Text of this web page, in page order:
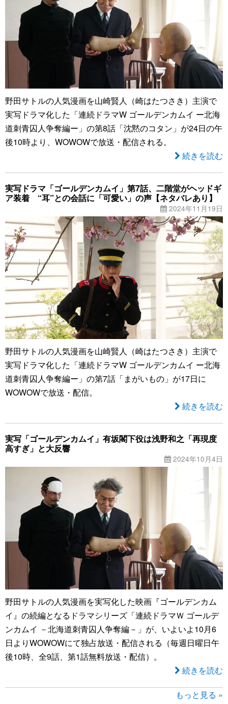
野田サトルの人気漫画を山崎賢人（崎はたつさき）主演で
実写ドラマ化した「連続ドラマW ゴールデンカムイ ー北海
道刺青囚人争奪編ー」の第8話「沈黙のコタン」が24日の午
後10時より、WOWOWで放送・配信される。
続きを読む
実写ドラマ「ゴールデンカムイ」第7話、二階堂がヘッドギ
ア装着 “耳”との会話に「可愛い」の声【ネタバレあり】
2024年11月19日
野田サトルの人気漫画を山崎賢人（崎はたつさき）主演で
実写ドラマ化した「連続ドラマW ゴールデンカムイ ー北海
道刺青囚人争奪編ー」の第7話「まがいもの」が17日に
WOWOWで放送・配信。
続きを読む
実写「ゴールデンカムイ」有坂閣下役は浅野和之「再現度
高すぎ」と大反響
2024年10月4日
野田サトルの人気漫画を実写化した映画『ゴールデンカム
イ』の続編となるドラマシリーズ「連続ドラマＷ ゴールデ
ンカムイ －北海道刺青囚人争奪編－」が、いよいよ10月6
日よりWOWOWにて独占放送・配信される（毎週日曜日午
後10時、全9話、第1話無料放送・配信）。
続きを読む
もっと見る »